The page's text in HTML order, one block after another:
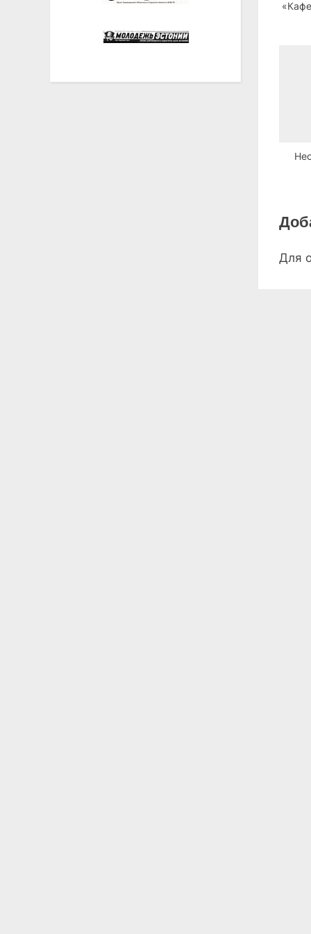
Для